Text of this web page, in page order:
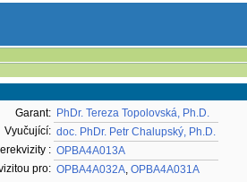
Garant: PhDr. Tereza Topolovská, Ph.D.
Vyučující: doc. PhDr. Petr Chalupský, Ph.D.
: OPBA4A013A
pro: OPBA4A032A, OPBA4A031A